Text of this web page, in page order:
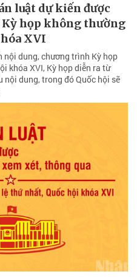
luật dự kiến được
họp không thường
XVI
nội dung, chương trình Kỳ họp
khóa XVI, Kỳ họp diễn ra từ
dung, trong đó Quốc hội sẽ